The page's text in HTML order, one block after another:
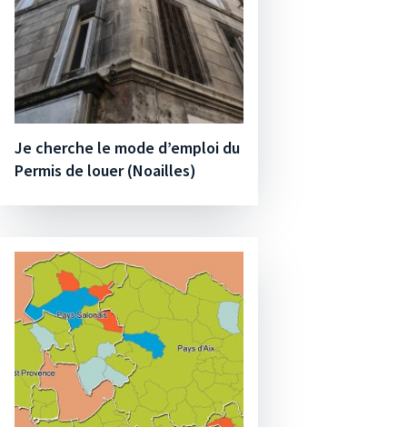
Je cherche le mode d’emploi du
Permis de louer (Noailles)